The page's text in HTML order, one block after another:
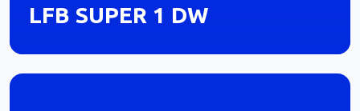
LFB SUPER 1 DW